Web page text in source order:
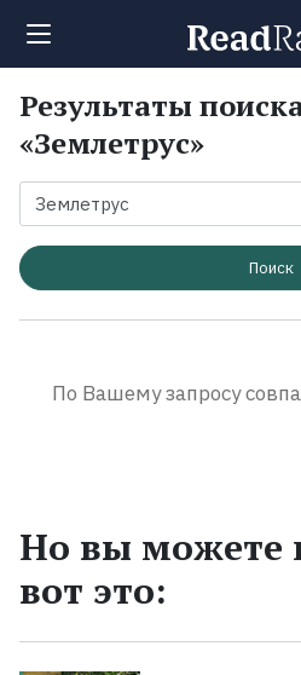
Поиск
Новости
Рейтинги
Результаты
«Землетрус»
Поиск
По Вашему запросу
Но вы можете
вот это: